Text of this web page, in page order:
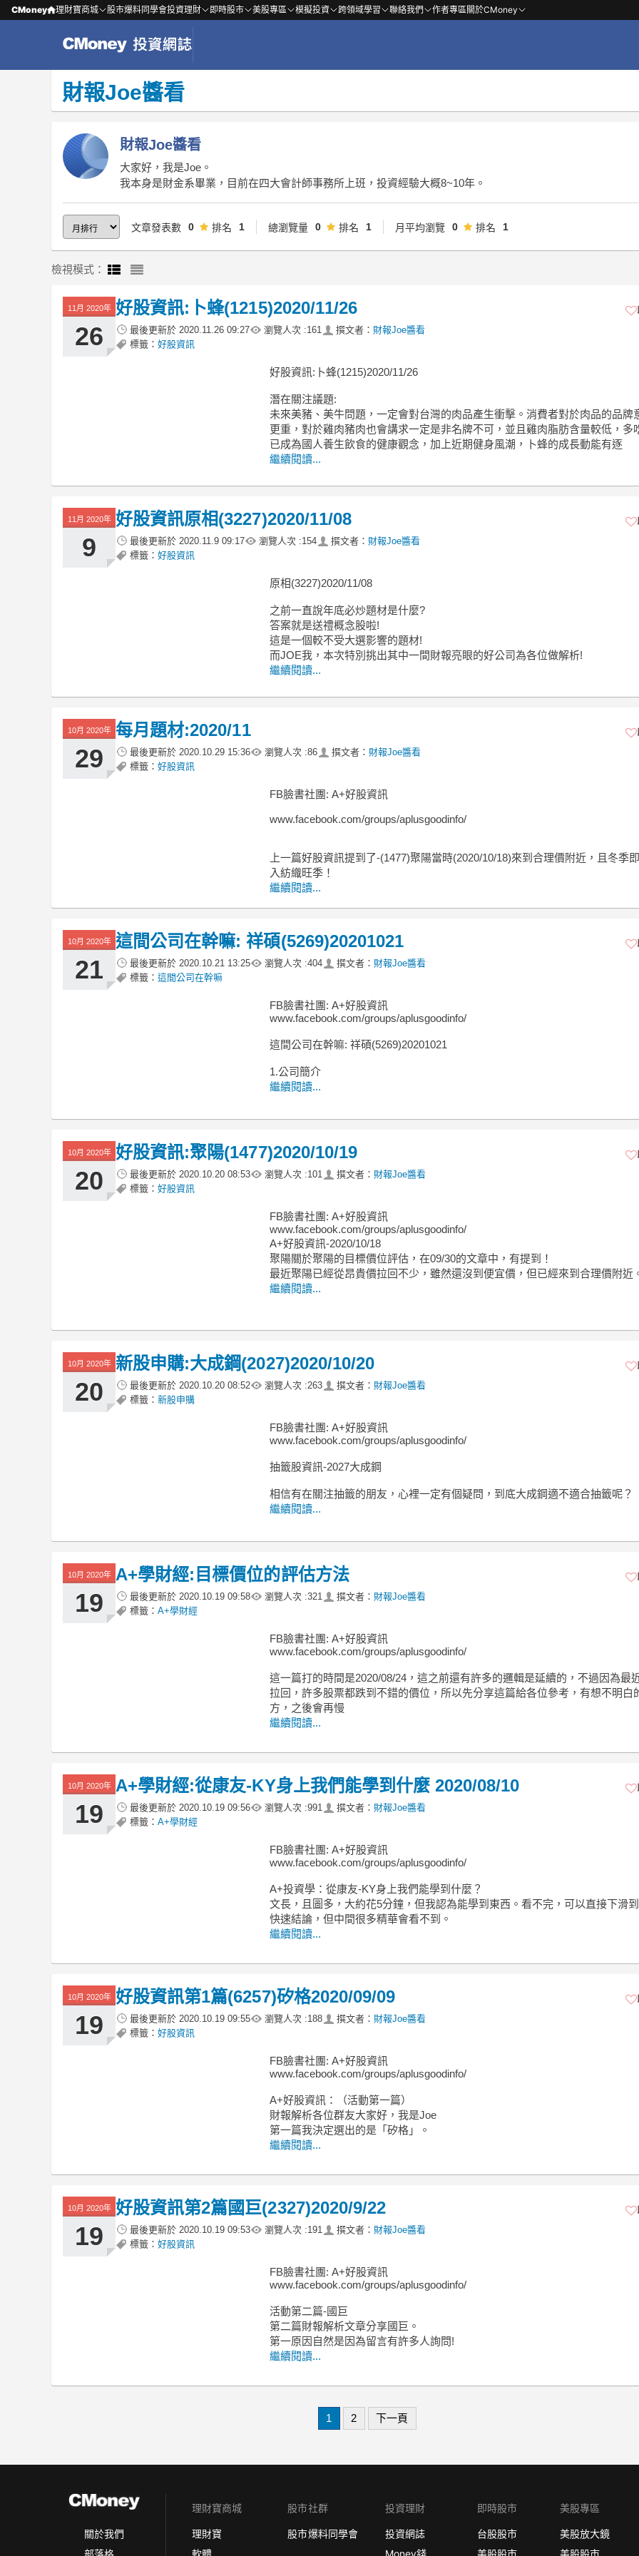
CMoney 理財寶商城 股市爆料同學會投資理財 即時股市 美股專區 模擬投資 跨領域學習 聯絡我們 作者專區關於CMoney
財報Joe醬看
財報Joe醬看
大家好，我是Joe。
我本身是財金系畢業，目前在四大會計師事務所上班，投資經驗大概8~10年。
文章發表數 0 排名 1 總瀏覽量 0 排名 1 月平均瀏覽 0 排名 1
檢視模式：
11月 2020年
26
好股資訊:卜蜂(1215)2020/11/26
最後更新於 2020.11.26 09:27 瀏覽人次 :161 撰文者： 財報Joe醬看
標籤： 好股資訊
好股資訊:卜蜂(1215)2020/11/26
潛在關注議題:
未來美豬、美牛問題，一定會對台灣的肉品產生衝擊。消費者對於肉品的品牌
更重，對於雞肉豬肉也會講求一定是非名牌不可，並且雞肉脂肪含量較低，多
已成為國人養生飲食的健康觀念，加上近期健身風潮，卜蜂的成長動能有逐
繼續閱讀...
11月 2020年
9
好股資訊原相(3227)2020/11/08
最後更新於 2020.11.9 09:17 瀏覽人次 :154 撰文者： 財報Joe醬看
標籤： 好股資訊
原相(3227)2020/11/08
之前一直說年底必炒題材是什麼?
答案就是送禮概念股啦!
這是一個較不受大選影響的題材!
而JOE我，本次特別挑出其中一間財報亮眼的好公司為各位做解析!
繼續閱讀...
10月 2020年
29
每月題材:2020/11
最後更新於 2020.10.29 15:36 瀏覽人次 :86 撰文者： 財報Joe醬看
標籤： 好股資訊
FB臉書社團: A+好股資訊
www.facebook.com/groups/aplusgoodinfo/
上一篇好股資訊提到了-(1477)聚陽當時(2020/10/18)來到合理價附近，且冬季
入紡織旺季！
繼續閱讀...
10月 2020年
21
這間公司在幹嘛: 祥碩(5269)20201021
最後更新於 2020.10.21 13:25 瀏覽人次 :404 撰文者： 財報Joe醬看
標籤： 這間公司在幹嘛
FB臉書社團: A+好股資訊
www.facebook.com/groups/aplusgoodinfo/
這間公司在幹嘛: 祥碩(5269)20201021
1.公司簡介
繼續閱讀...
10月 2020年
20
好股資訊:聚陽(1477)2020/10/19
最後更新於 2020.10.20 08:53 瀏覽人次 :101 撰文者： 財報Joe醬看
標籤： 好股資訊
FB臉書社團: A+好股資訊
www.facebook.com/groups/aplusgoodinfo/
A+好股資訊-2020/10/18
聚陽關於聚陽的目標價位評估，在09/30的文章中，有提到！
最近聚陽已經從昂貴價拉回不少，雖然還沒到便宜價，但已經來到合理價附近
繼續閱讀...
10月 2020年
20
新股申購:大成鋼(2027)2020/10/20
最後更新於 2020.10.20 08:52 瀏覽人次 :263 撰文者： 財報Joe醬看
標籤： 新股申購
FB臉書社團: A+好股資訊
www.facebook.com/groups/aplusgoodinfo/
抽籤股資訊-2027大成鋼
相信有在關注抽籤的朋友，心裡一定有個疑問，到底大成鋼適不適合抽籤呢？
繼續閱讀...
10月 2020年
19
A+學財經:目標價位的評估方法
最後更新於 2020.10.19 09:58 瀏覽人次 :321 撰文者： 財報Joe醬看
標籤： A+學財經
FB臉書社團: A+好股資訊
www.facebook.com/groups/aplusgoodinfo/
這一篇打的時間是2020/08/24，這之前還有許多的邏輯是延續的，不過因為最
拉回，許多股票都跌到不錯的價位，所以先分享這篇給各位參考，有想不明白
方，之後會再慢
繼續閱讀...
10月 2020年
19
A+學財經:從康友-KY身上我們能學到什麼 2020/08/10
最後更新於 2020.10.19 09:56 瀏覽人次 :991 撰文者： 財報Joe醬看
標籤： A+學財經
FB臉書社團: A+好股資訊
www.facebook.com/groups/aplusgoodinfo/
A+投資學：從康友-KY身上我們能學到什麼？
文長，且圖多，大約花5分鐘，但我認為能學到東西。看不完，可以直接下滑
快速結論，但中間很多精華會看不到。
繼續閱讀...
10月 2020年
19
好股資訊第1篇(6257)矽格2020/09/09
最後更新於 2020.10.19 09:55 瀏覽人次 :188 撰文者： 財報Joe醬看
標籤： 好股資訊
FB臉書社團: A+好股資訊
www.facebook.com/groups/aplusgoodinfo/
A+好股資訊：（活動第一篇）
財報解析各位群友大家好，我是Joe
第一篇我決定選出的是「矽格」。
繼續閱讀...
10月 2020年
19
好股資訊第2篇國巨(2327)2020/9/22
最後更新於 2020.10.19 09:53 瀏覽人次 :191 撰文者： 財報Joe醬看
標籤： 好股資訊
FB臉書社團: A+好股資訊
www.facebook.com/groups/aplusgoodinfo/
活動第二篇-國巨
第二篇財報解析文章分享國巨。
第一原因自然是因為留言有許多人詢問!
繼續閱讀...
1 2 下一頁
關於我們
理財寶商城
理財寶
軟體
股市社群
股市爆料同學會
投資理財
投資網誌
Money錢
即時股市
台股股市
美股股市
美股專區
美股放大鏡
美股股市